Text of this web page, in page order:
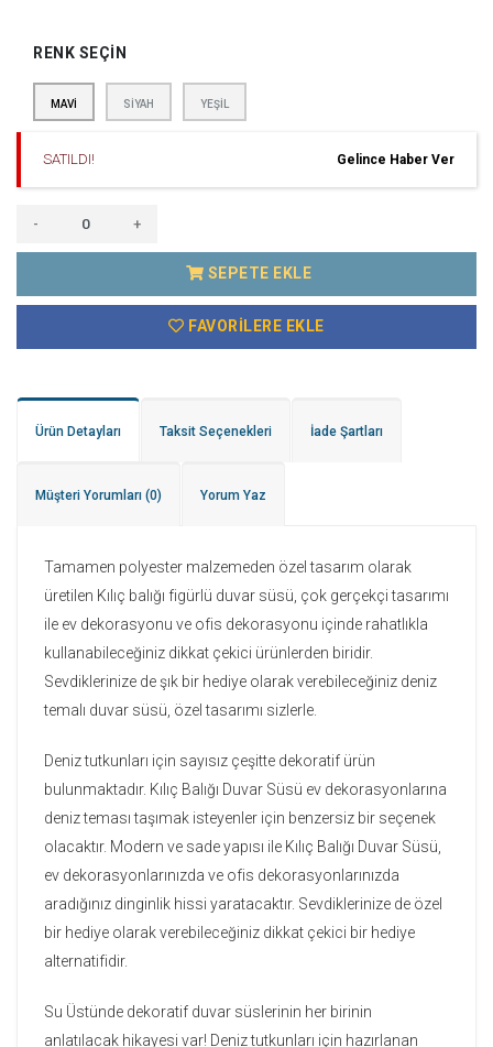
RENK SEÇIN
MAVI SIYAH YEŞIL
SATILDI! Gelince Haber Ver
- +
SEPETE EKLE
FAVORILERE EKLE
Ürün Detayları Taksit Seçenekleri İade Şartları
Müşteri Yorumları (0) Yorum Yaz
Tamamen polyester malzemeden özel tasarım olarak
üretilen Kılıç balığı figürlü duvar süsü, çok gerçekçi tasarımı
ile ev dekorasyonu ve ofis dekorasyonu içinde rahatlıkla
kullanabileceğiniz dikkat çekici ürünlerden biridir.
Sevdiklerinize de şık bir hediye olarak verebileceğiniz deniz
temalı duvar süsü, özel tasarımı sizlerle.
Deniz tutkunları için sayısız çeşitte dekoratif ürün
bulunmaktadır. Kılıç Balığı Duvar Süsü ev dekorasyonlarına
deniz teması taşımak isteyenler için benzersiz bir seçenek
olacaktır. Modern ve sade yapısı ile Kılıç Balığı Duvar Süsü,
ev dekorasyonlarınızda ve ofis dekorasyonlarınızda
aradığınız dinginlik hissi yaratacaktır. Sevdiklerinize de özel
bir hediye olarak verebileceğiniz dikkat çekici bir hediye
alternatifidir.
Su Üstünde dekoratif duvar süslerinin her birinin
anlatılacak hikayesi var! Deniz tutkunları için hazırlanan